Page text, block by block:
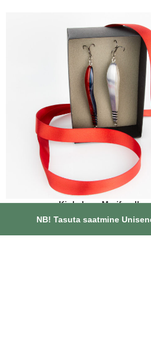
NB! Tasuta saatmine
Kinkekarp Meriforell